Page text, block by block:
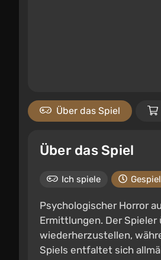
Über das Spiel
Über das Spiel
Ich spiele
Psychologischer Horror
Ermittlungen. Der
wiederherzustellen,
Spiels entfaltet sich